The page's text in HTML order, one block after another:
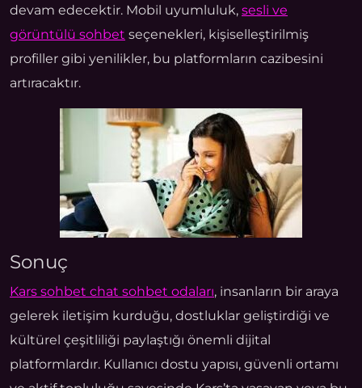
devam edecektir. Mobil uyumluluk, sesli ve
görüntülü sohbet seçenekleri, kişiselleştirilmiş
profiller gibi yenilikler, bu platformların cazibesini
artıracaktır.
Sonuç
Kars sohbet chat sohbet odaları, insanların bir araya
gelerek iletişim kurduğu, dostluklar geliştirdiği ve
kültürel çeşitliliği paylaştığı önemli dijital
platformlardır. Kullanıcı dostu yapısı, güvenli ortamı